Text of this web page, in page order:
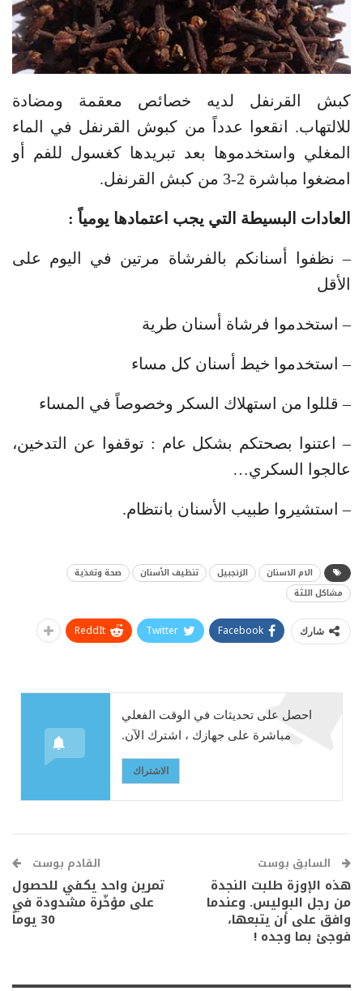
كبش القرنفل لديه خصائص معقمة ومضادة
للالتهاب. انقعوا عدداً من كبوش القرنفل في الماء
المغلي واستخدموها بعد تبريدها كغسول للفم أو
امضغوا مباشرة 2-3 من كبش القرنفل.
العادات البسيطة التي يجب اعتمادها يومياً :
– نظفوا أسنانكم بالفرشاة مرتين في اليوم على
الأقل
– استخدموا فرشاة أسنان طرية
– استخدموا خيط أسنان كل مساء
– قللوا من استهلاك السكر وخصوصاً في المساء
– اعتنوا بصحتكم بشكل عام : توقفوا عن التدخين،
عالجوا السكري…
– استشيروا طبيب الأسنان بانتظام.
الام الاسنان الزنجبيل تنظيف الأسنان
صحة وتغذية
مشاكل اللثة
شارك Facebook
Twitter
ReddIt
احصل على تحديثات في الوقت الفعلي
مباشرة على جهازك ، اشترك الآن.
الاشتراك
السابق بوست
هذه الإوزة طلبت النجدة
من رجل البوليس. وعندما
وافق على أن يتبعها،
فوجئ بما وجده !
القادم بوست
تمرين واحد يكفي للحصول
على مؤخّرة مشدودة في
30 يوماً